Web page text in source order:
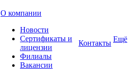
О компании
Новости
Сертификаты и
лицензии
Филиалы
Вакансии
Контакты Ещё